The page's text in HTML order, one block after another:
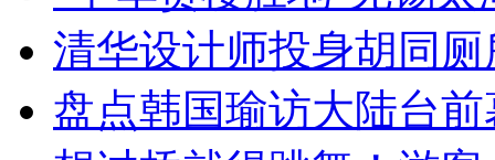
清华设计师投身胡同
盘点韩国瑜访大陆台